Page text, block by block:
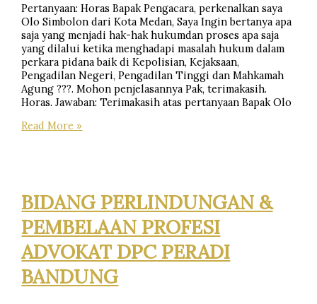
Pertanyaan: Horas Bapak Pengacara, perkenalkan saya
Olo Simbolon dari Kota Medan, Saya Ingin bertanya apa
saja yang menjadi hak-hak hukumdan proses apa saja
yang dilalui ketika menghadapi masalah hukum dalam
perkara pidana baik di Kepolisian, Kejaksaan,
Pengadilan Negeri, Pengadilan Tinggi dan Mahkamah
Agung ???. Mohon penjelasannya Pak, terimakasih.
Horas. Jawaban: Terimakasih atas pertanyaan Bapak Olo
APA
ANDA
DAN
APA
SAJA
PROSES
HUKUM
YANG
DILALUI
Read More »
BIDANG PERLINDUNGAN &
PEMBELAAN PROFESI
ADVOKAT DPC PERADI
BANDUNG